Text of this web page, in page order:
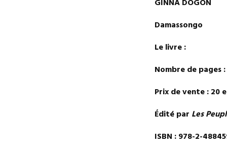
GINNA DOGON
Damassongo
Le livre :
Nombre de pages
Prix de vente : 20
Édité par Les
ISBN : 978-2-